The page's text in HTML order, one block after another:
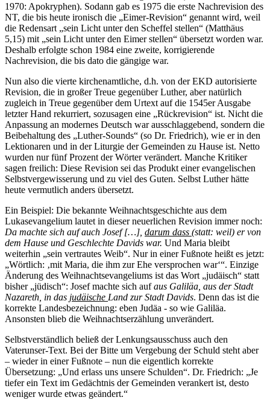
1970: Apokryphen). Sodann gab es 1975 die erste Nachrevision des
NT, die bis heute ironisch die „Eimer-Revision“ genannt wird, weil
die Redensart „sein Licht unter den Scheffel stellen“ (Matthäus
5,15) mit „sein Licht unter den Eimer stellen“ übersetzt worden war.
Deshalb erfolgte schon 1984 eine zweite, korrigierende
Nachrevision, die bis dato die gängige war.
Nun also die vierte kirchenamtliche, d.h. von der EKD autorisierte
Revision, die in großer Treue ge­genüber Luther, aber natürlich
zugleich in Treue gegenüber dem Urtext auf die 1545er Ausgabe
letzter Hand rekurriert, sozusagen eine „Rück­revision“ ist. Nicht die
Anpassung an modernes Deutsch war aus­schlaggebend, sondern die
Beibehal­tung des „Luther-Sounds“ (so Dr. Friedrich), wie er in den
Lektionaren und in der Liturgie der Gemeinden zu Hause ist. Netto
wurden nur fünf Prozent der Wörter verändert. Manche Kritiker
sagen freilich: Diese Revision sei das Produkt einer evange­lischen
Selbstver­gewisserung und zu viel des Guten. Selbst Luther hätte
heute vermutlich anders übersetzt.
Ein Beispiel: Die bekannte Weihnachtsgeschichte aus dem
Lukasevangelium lautet in dieser neuerlichen Revision immer noch:
Da machte sich auf auch Josef […], darum dass (statt: weil) er von
dem Hause und Geschlechte Davids war. Und Maria bleibt
weiterhin „sein vertrautes Weib“. Nur in einer Fußnote heißt es jetzt:
„Wörtlich: ‚mit Maria, die ihm zur Ehe verspro­chen war‘“. Einzige
Änderung des Weihnachtsevangeliums ist das Wort „judäisch“ statt
bis­her „jüdisch“: Josef machte sich aufaus Galiläa, aus der Stadt
Nazareth, in das judäi­sche Land zur Stadt Davids. Denn das ist die
korrekte Landesbezeichnung: eben Judäa - so wie Gali­läa.
Ansonsten blieb die Weihnachtserzählung unverändert.
Selbstverständlich beließ der Lenkungsausschuss auch den
Vaterunser-Text. Bei der Bitte um Vergebung der Schuld steht aber
– wieder in einer Fußnote – nun die eigentlich korrekte
Übersetzung: „Und erlass uns unsere Schulden“. Dr. Friedrich: „Je
tiefer ein Text im Gedächtnis der Gemeinden verankert ist, desto
weniger wurde etwas geändert.“